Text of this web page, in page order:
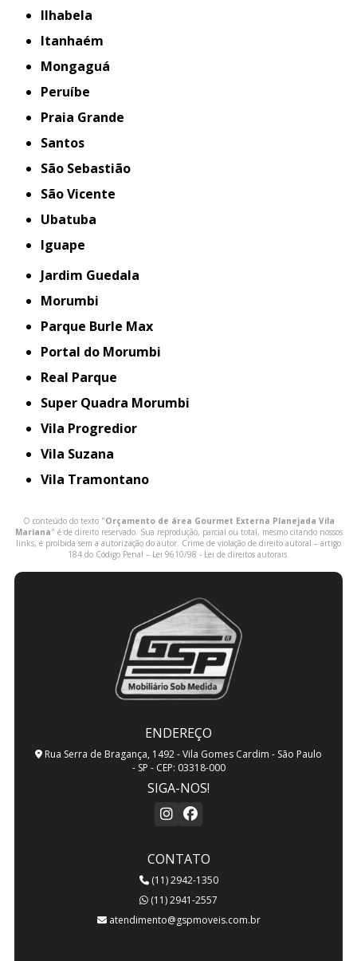
Ilhabela
Itanhaém
Mongaguá
Peruíbe
Praia Grande
Santos
São Sebastião
São Vicente
Ubatuba
iguape
Jardim Guedala
Morumbi
Parque Burle Max
Portal do Morumbi
Real Parque
Super Quadra Morumbi
Vila Progredior
Vila Suzana
Vila Tramontano
O conteúdo do texto "Orçamento de área Gourmet Externa Planejada Vila
Mariana" é de direito reservado. Sua reprodução, parcial ou total, mesmo citando nossos
links, é proibida sem a autorização do autor. Crime de violação de direito autoral – artigo
184 do Código Penal – Lei 9610/98 - Lei de direitos autorais
ENDEREÇO
Rua Serra de Bragança, 1492 - Vila Gomes Cardim - São Paulo
- SP - CEP: 03318-000
SIGA-NOS!
CONTATO
(11) 2942-1350
(11) 2941-2557
atendimento@gspmoveis.com.br